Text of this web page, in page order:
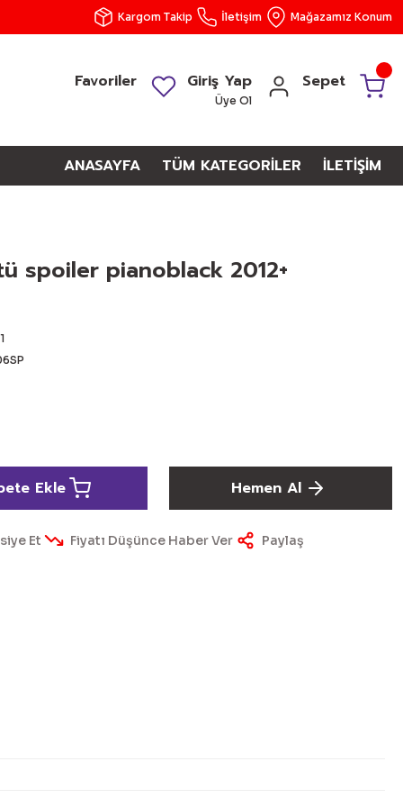
Kargom Takip İletişim Mağazamız Konum
Favoriler Giriş Yap
Üye Ol
Sepet
ANASAYFA TÜM KATEGORİLER İLETİŞİM
spoiler pianoblack 2012+
Ekle Hemen Al
Et Fiyatı Düşünce Haber Ver Paylaş